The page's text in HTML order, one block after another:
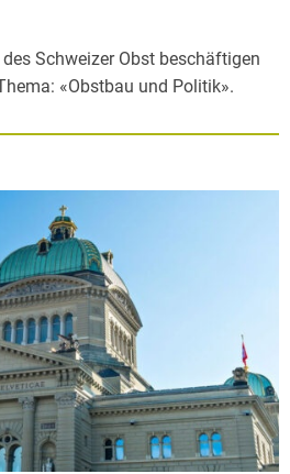
Schweizer Obst beschäftigen
«Obstbau und Politik».